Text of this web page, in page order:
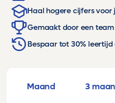
Haal hogere cijfers voor
Gemaakt door een
Bespaar tot 30%
Maand 3